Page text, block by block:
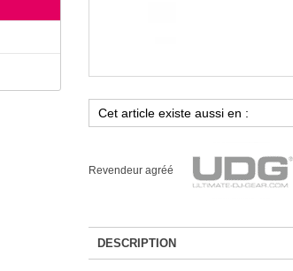
Revendeur agréé
DESCRIPTION